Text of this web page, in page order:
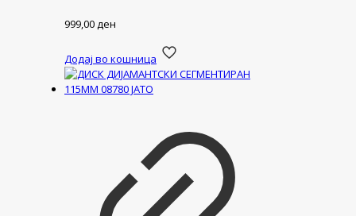
999,00ден
Додај во кошница